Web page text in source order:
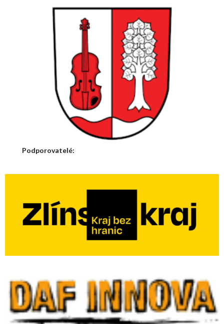
Podporovatelé: